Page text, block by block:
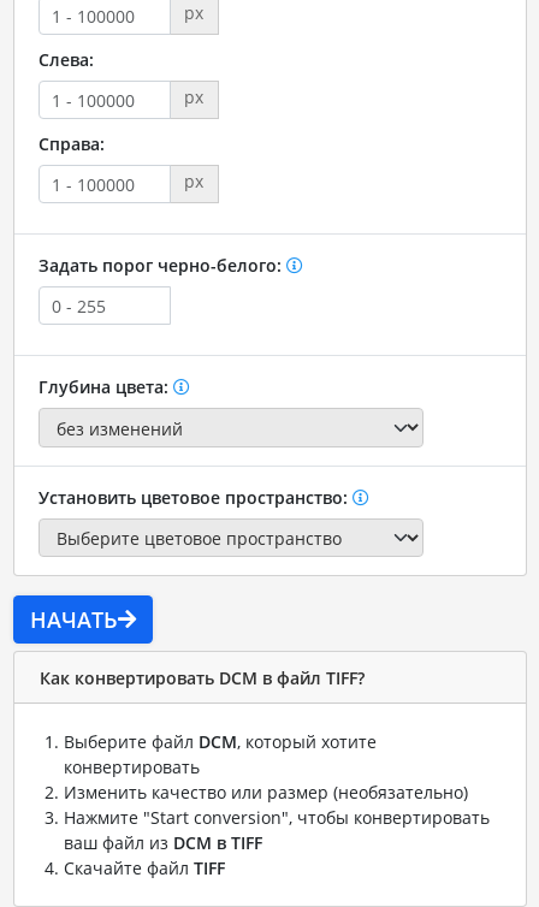
px
Слева:
px
Справа:
px
Задать порог черно-белого:
Глубина цвета:
Установить цветовое пространство:
НАЧАТЬ
Как конвертировать DCM в файл TIFF?
Выберите файл DCM, который хотите
конвертировать
Изменить качество или размер (необязательно)
Нажмите "Start conversion", чтобы конвертировать
ваш файл из DCM в TIFF
Скачайте файл TIFF